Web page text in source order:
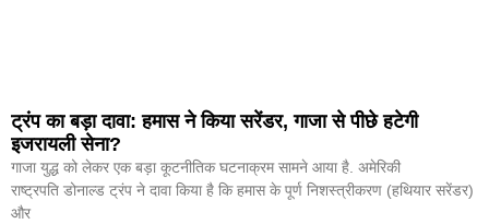
ट्रंप का बड़ा दावा: हमास ने किया सरेंडर, गाजा से पीछे हटेगी
इजरायली सेना?
गाजा युद्ध को लेकर एक बड़ा कूटनीतिक घटनाक्रम सामने आया है. अमेरिकी
राष्ट्रपति डोनाल्ड ट्रंप ने दावा किया है कि हमास के पूर्ण निशस्त्रीकरण (हथियार सरेंडर)
और